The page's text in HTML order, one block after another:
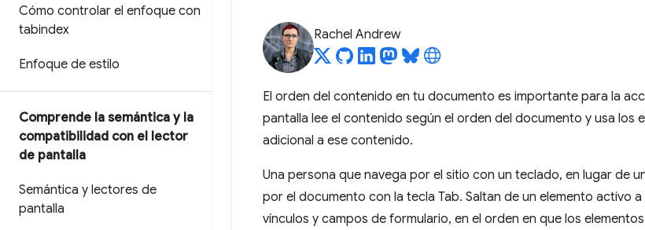
Cómo controlar el enfoque con
tabindex
Enfoque de estilo
Comprende la semántica y la
compatibilidad con el lector
de pantalla
Semántica y lectores de
pantalla
Rachel Andrew
El orden del contenido en tu documento es importante para la
pantalla lee el contenido según el orden del documento y usa los
adicional a ese contenido.
Una persona que navega por el sitio con un teclado, en lugar de
por el documento con la tecla Tab. Saltan de un elemento activo
vínculos y campos de formulario, en el orden en que los